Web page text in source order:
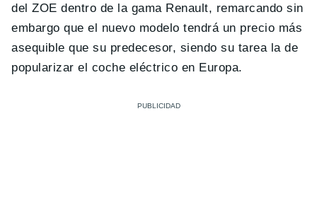
del ZOE dentro de la gama Renault, remarcando sin
embargo que el nuevo modelo tendrá un precio más
asequible que su predecesor, siendo su tarea la de
popularizar el coche eléctrico en Europa.